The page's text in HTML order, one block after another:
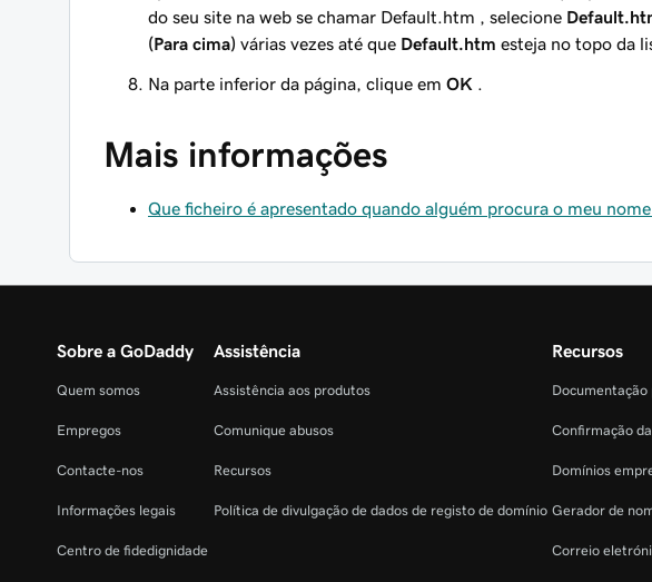
do seu site na web se chamar Default.htm , selecione
(Para cima) várias vezes até que Default.htm esteja no topo da
Na parte inferior da página, clique em OK
Mais informações
Que ficheiro é apresentado quando alguém procura o meu
Sobre a GoDaddy
Quem somos
Empregos
Contacte-nos
Informações legais
Centro de fidedignidade
Assistência
Assistência aos produtos
Comunique abusos
Recursos
Política de divulgação de dados de registo de domínio
Recursos
Confirmação
Domínios
Gerador de
Correio